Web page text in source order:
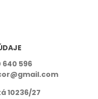
640 596
10236/27